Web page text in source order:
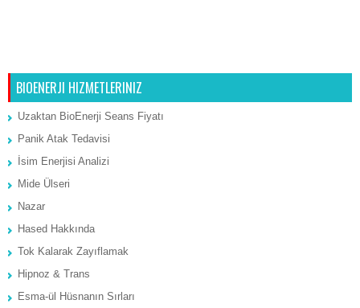
BIOENERJI HIZMETLERINIZ
Uzaktan BioEnerji Seans Fiyatı
Panik Atak Tedavisi
İsim Enerjisi Analizi
Mide Ülseri
Nazar
Hased Hakkında
Tok Kalarak Zayıflamak
Hipnoz & Trans
Esma-ül Hüsnanın Sırları